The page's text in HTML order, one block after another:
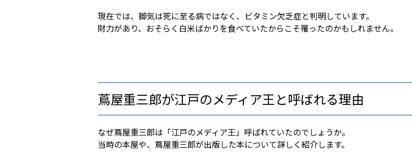
現在では、脚気は死に至る病ではなく、ビタミン欠乏症と判明しています。
財力があり、おそらく白米ばかりを食べていたからこそ罹ったのかもしれません。
蔦屋重三郎が江戸のメディア王と呼ばれる理由
なぜ蔦屋重三郎は「江戸のメディア王」呼ばれていたのでしょうか。
当時の本屋や、蔦屋重三郎が出版した本について詳しく紹介します。